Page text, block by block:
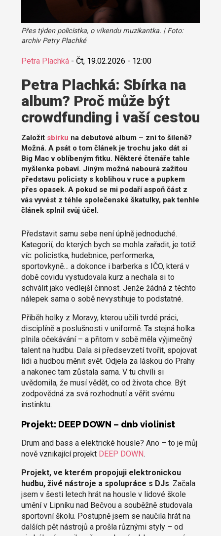
Přes týden policistka, o víkendu muzikantka. | Foto:
archiv Petry Plachké
Petra Plachká- Čt, 19.02.2026 - 12:00
Petra Plachká: Sbírka na
album? Proč může být
crowdfunding i vaší cestou
Založit sbírku na debutové album – zní to šíleně?
Možná. A psát o tom článek je trochu jako dát si
Big Mac v oblíbeným fitku. Některé čtenáře tahle
myšlenka pobaví. Jiným možná nabourá zažitou
představu policisty s koblihou v ruce a pupkem
přes opasek. A pokud se mi podaří aspoň část z
vás vyvést z téhle společenské škatulky, pak tenhle
článek splnil svůj účel.
Představit samu sebe není úplně jednoduché.
Kategorií, do kterých bych se mohla zařadit, je totiž
víc: policistka, hudebnice, performerka,
sportovkyně… a dokonce i barberka s IČO, která v
době covidu vystudovala kurz a nechala si to
schválit jako vedlejší činnost. Jenže žádná z těchto
nálepek sama o sobě nevystihuje to podstatné.
Příběh holky z Moravy, kterou učili tvrdé práci,
disciplíně a poslušnosti v uniformě. Ta stejná holka
plnila očekávání – a přitom v sobě měla výjimečný
talent na hudbu. Dala si předsevzetí tvořit, spojovat
lidi a hudbou měnit svět. Odjela za láskou do Prahy
a nakonec tam zůstala sama. V tu chvíli si
uvědomila, že musí vědět, co od života chce. Být
zodpovědná za svá rozhodnutí a věřit svému
instinktu.
Projekt: DEEP DOWN – dnb violinist
Drum and bass a elektrické housle? Ano – to je můj
nově vznikající projekt DEEP DOWN.
Projekt, ve kterém propojuji elektronickou
hudbu, živé nástroje a spolupráce s DJs. Začala
jsem v šesti letech hrát na housle v lidové škole
umění v Lipníku nad Bečvou a souběžně studovala
sportovní školu. Postupně jsem se naučila hrát na
dalších pět nástrojů a prošla různými styly – od